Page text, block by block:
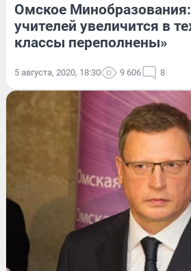
Омское Минобразования:
учителей увеличится в
классы переполнены»
5 августа, 2020, 18:30 9 606 8